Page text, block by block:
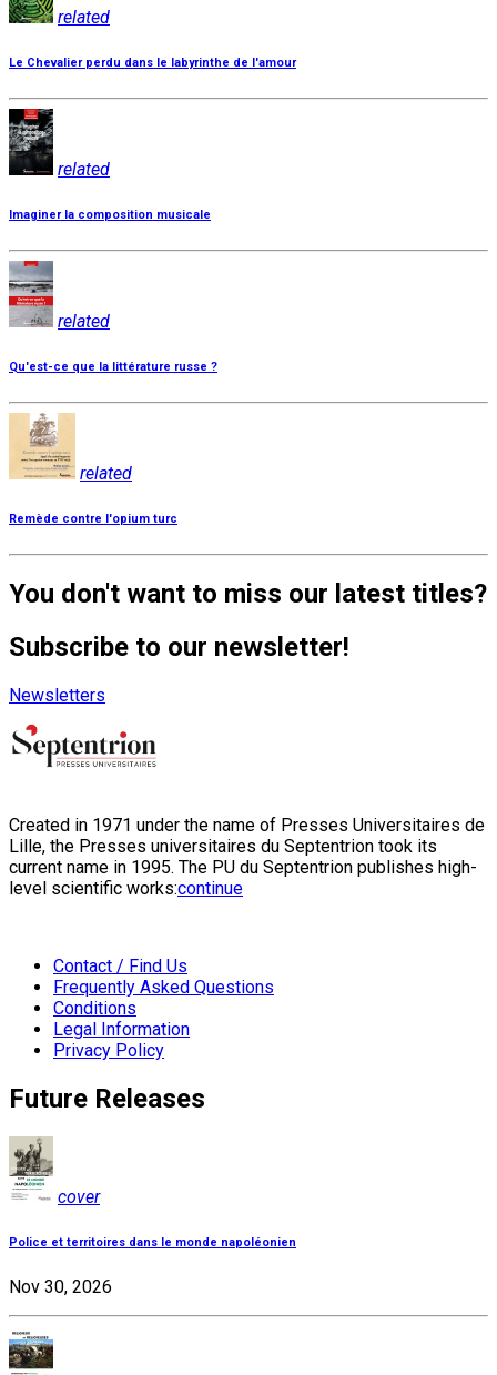
related
Le Chevalier perdu dans le labyrinthe de l'amour
related
Imaginer la composition musicale
related
Qu'est-ce que la littérature russe ?
related
Remède contre l'opium turc
You don't want to miss our latest titles?
Subscribe to our newsletter!
Newsletters
Created in 1971 under the name of Presses Universitaires de
Lille, the Presses universitaires du Septentrion took its
current name in 1995. The PU du Septentrion publishes high-
level scientific works:continue
Contact / Find Us
Frequently Asked Questions
Conditions
Legal Information
Privacy Policy
Future Releases
cover
Police et territoires dans le monde napoléonien
Nov 30, 2026